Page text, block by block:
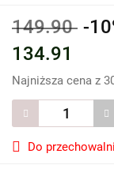
149.90 -
134.91
Najniższa cena z
Do przechowalni